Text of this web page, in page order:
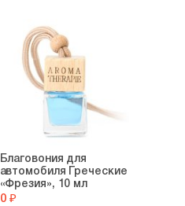
Благовония для
автомобиля Греческие
«Фрезия», 10 мл
0 ₽